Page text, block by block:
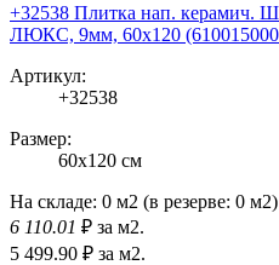
+32538 Плитка нап.
ЛЮКС, 9мм, 60x120
Артикул:
+32538
Размер:
60x120 см
На складе: 0 м2 (в резерве: 0 м2)
6 110.01 ₽ за м2.
5 499.90 ₽ за м2.